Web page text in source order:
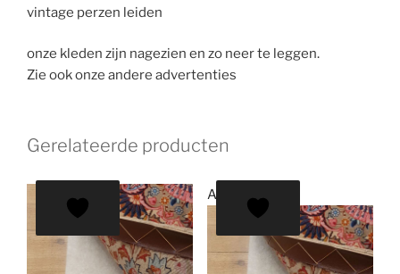
vintage perzen leiden
onze kleden zijn nagezien en zo neer te leggen.
Zie ook onze andere advertenties
Gerelateerde producten
Aanbieding!